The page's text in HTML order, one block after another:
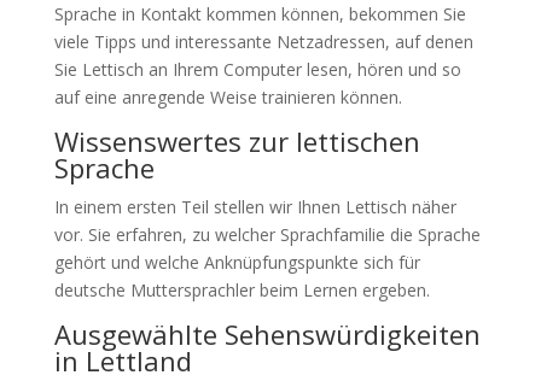
Sprache in Kontakt kommen können, bekommen Sie
viele Tipps und interessante Netzadressen, auf denen
Sie Lettisch an Ihrem Computer lesen, hören und so
auf eine anregende Weise trainieren können.
Wissenswertes zur lettischen
Sprache
In einem ersten Teil stellen wir Ihnen Lettisch näher
vor. Sie erfahren, zu welcher Sprachfamilie die Sprache
gehört und welche Anknüpfungspunkte sich für
deutsche Muttersprachler beim Lernen ergeben.
Ausgewählte Sehenswürdigkeiten
in Lettland